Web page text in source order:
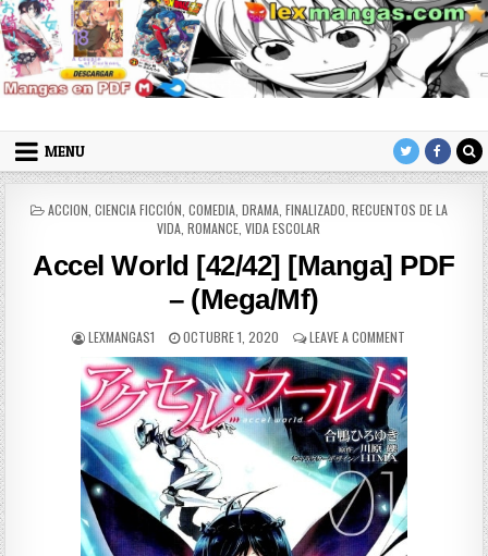
Skip to content
LexMangas
MENU
POSTED IN
ACCION CIENCIA FICCIÓN COMEDIA, DRAMA, FINALIZADO RECUENTOS DE LA
VIDA ROMANCE VIDA ESCOLAR
Accel World [42/42] [Manga] PDF
– (Mega/Mf)
AUTHOR:
LEXMANGAS1 PUBLISHED DATE:
OCTUBRE 1, 2020 LEAVE A COMMENT ON ACCEL